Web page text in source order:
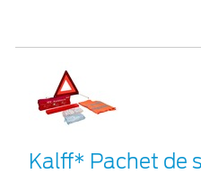
Kalff* Pachet de